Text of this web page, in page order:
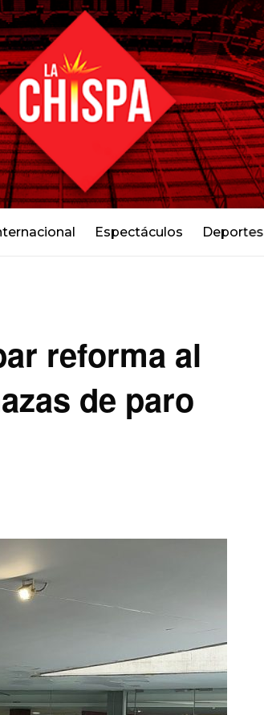
Espectáculos Deportes
reforma al
de paro